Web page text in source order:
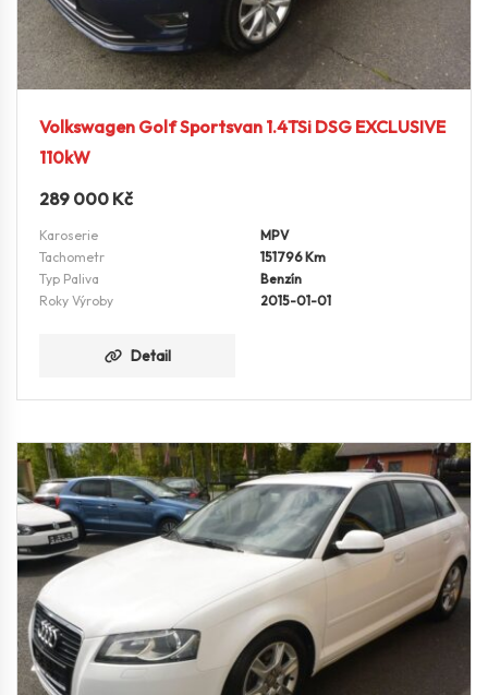
Volkswagen Golf Sportsvan 1.4TSi DSG EXCLUSIVE
110kW
289 000 Kč
Karoserie
MPV
Tachometr
151796 Km
Typ Paliva
Benzín
Roky Výroby
2015-01-01
Detail